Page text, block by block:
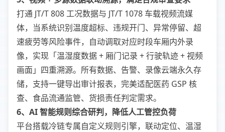
打通 JT/T 808 工况数据与 JT/T 1078 车载视频流媒
体，当系统识别温度超标、违规开门、异常停留、超
速疲劳等风险事件，自动调取对应时段车厢内外录
像，实现「温湿度数据 + 厢门记录 + 行驶轨迹 + 视频
画面」四重溯源。所有数据、告警、录像云端永久存
储，支持一键导出审计报表，完美适配医药 GSP 核
查、食品流通监管、货损责任判定需求。
6、AI 智能规则综合研判，降低人工管控负荷
平台搭载冷链专属自定义规则引擎，联动定位、温湿